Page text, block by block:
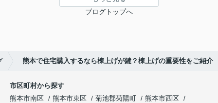
ブログトップへ
熊本で住宅購入するなら棟上げが鍵？棟上げの重要性をご紹介
市区町村から探す
熊本市南区
熊本市東区 菊池郡菊陽町
熊本市西区